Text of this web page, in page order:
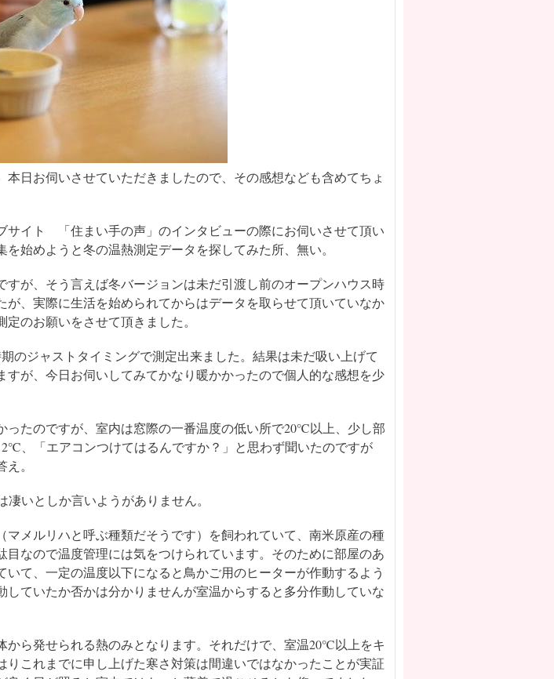
日お伺いさせていただきましたので、その感想なども含めてちょ
サイト 「住まい手の声」のインタビューの際にお伺いさせて頂い
始めようと冬の温熱測定データを探してみた所、無い。
すが、そう言えば冬バージョンは未だ引渡し前のオープンハウス時
が、実際に生活を始められてからはデータを取らせて頂いていなか
のお願いをさせて頂きました。
のジャストタイミングで測定出来ました。結果は未だ吸い上げて
すが、今日お伺いしてみてかなり暖かかったので個人的な感想を少
ったのですが、室内は窓際の一番温度の低い所で20℃以上、少し部
、「エアコンつけてはるんですか？」と思わず聞いたのですが
。
いとしか言いようがありません。
マメルリハと呼ぶ種類だそうです）を飼われていて、南米原産の種
目なので温度管理には気をつけられています。そのために部屋のあ
いて、一定の温度以下になると鳥かご用のヒーターが作動するよう
していたか否かは分かりませんが室温からすると多分作動していな
から発せられる熱のみとなります。それだけで、室温20℃以上をキ
りこれまでに申し上げた寒さ対策は間違いではなかったことが実証